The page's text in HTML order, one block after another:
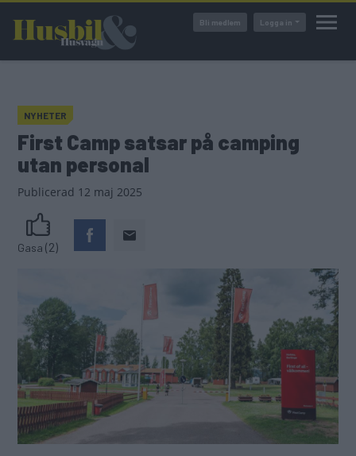
huvudinnehåll
Bli medlem Logga in
NYHETER
First Camp satsar på camping
utan personal
Publicerad 12 maj 2025
Gasa (2)